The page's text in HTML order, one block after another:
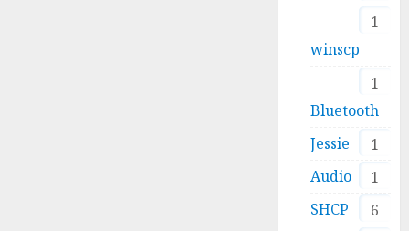
1
winscp
1
Bluetooth
1
Jessie
1
Audio
6
SHCP